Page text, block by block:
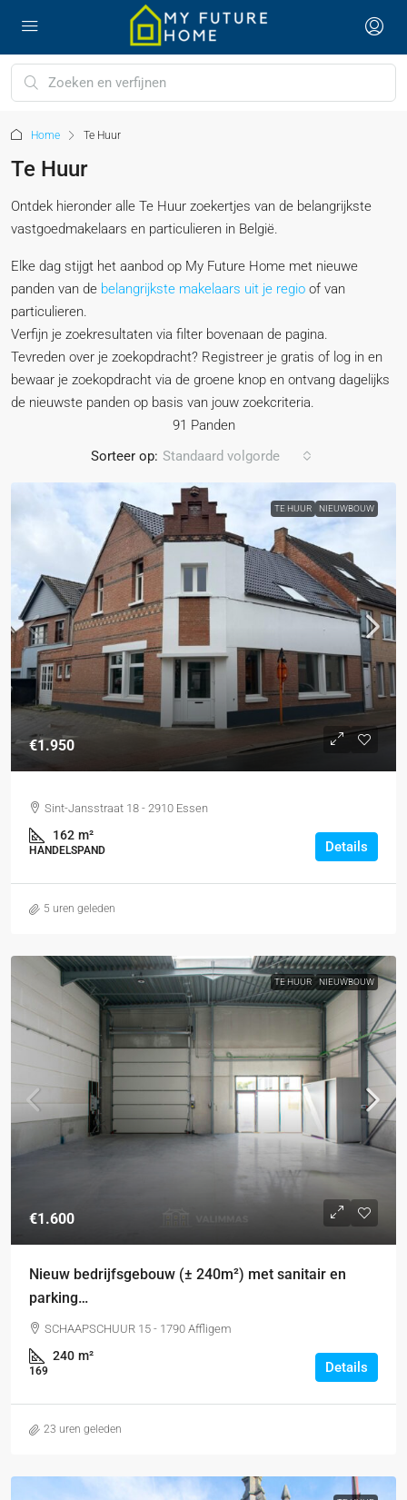
Home Te Huur
Te Huur
Ontdek hieronder alle Te Huur zoekertjes van de belangrijkste
vastgoedmakelaars en particulieren in België.
Elke dag stijgt het aanbod op My Future Home met nieuwe
panden van de belangrijkste makelaars uit je regio of van
particulieren.
Verfijn je zoekresultaten via filter bovenaan de pagina.
Tevreden over je zoekopdracht? Registreer je gratis of log in en
bewaar je zoekopdracht via de groene knop en ontvang dagelijks
de nieuwste panden op basis van jouw zoekcriteria.
91 Panden
Sorteer op: Standaard volgorde
TE HUUR NIEUWBOUW
€1.950
Sint-Jansstraat 18 - 2910 Essen
162 m²
HANDELSPAND Details
5 uren geleden
TE HUUR NIEUWBOUW
€1.600
Nieuw bedrijfsgebouw (± 240m²) met sanitair en
parking…
SCHAAPSCHUUR 15 - 1790 Affligem
240 m²
169 Details
23 uren geleden